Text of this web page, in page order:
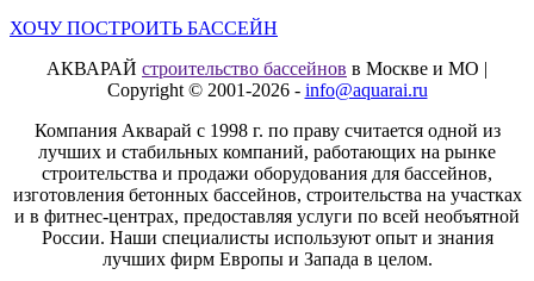
ХОЧУ ПОСТРОИТЬ БАССЕЙН
АКВАРАЙ строительство бассейнов в Москве и МО |
Copyright © 2001-2026 - info@aquarai.ru
Компания Акварай с 1998 г. по праву считается одной из
лучших и стабильных компаний, работающих на рынке
строительства и продажи оборудования для бассейнов,
изготовления бетонных бассейнов, строительства на участках
и в фитнес-центрах, предоставляя услуги по всей необъятной
России. Наши специалисты используют опыт и знания
лучших фирм Европы и Запада в целом.